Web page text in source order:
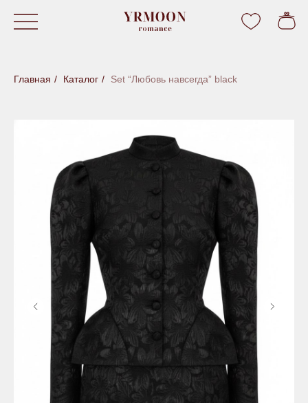
Главная / Каталог / Set “Любовь навсегда” black